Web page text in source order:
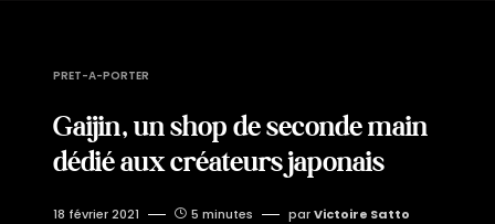
PRET-A-PORTER
Gaijin, un shop de seconde main
dédié aux créateurs japonais
18 février 2021 5 minutes parVictoire Satto